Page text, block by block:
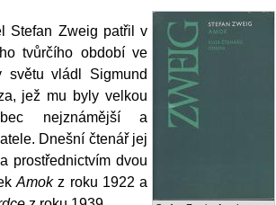
Stefan Zweig patřil v
tvůrčího období ve
vládl Sigmund
jež mu byly velkou
nejznámější a
Dnešní čtenář jej
prostřednictvím dvou
Amokz roku 1922 a